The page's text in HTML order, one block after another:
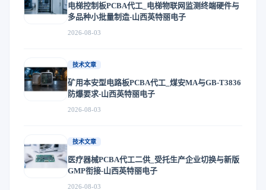
电梯控制板PCBA代工_电梯物联网监测终端硬件与
多品种小批量制造-山西英特丽电子
2026-08-03
技术文章
矿用本安型电路板PCBA代工_煤安MA与GB-T3836
防爆要求-山西英特丽电子
2026-08-03
技术文章
医疗器械PCBA代工二供_受托生产企业切换与新版
GMP衔接-山西英特丽电子
2026-08-03